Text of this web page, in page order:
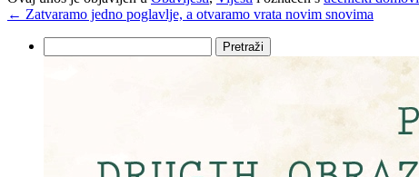
← Zatvaramo jedno poglavlje, a otvaramo vrata novim snovima